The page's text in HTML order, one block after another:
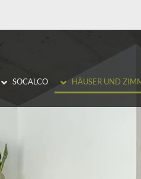
SOCALCO HÄUSER UND